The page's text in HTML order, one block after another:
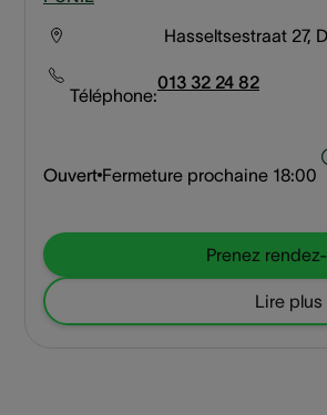
Hasseltsestraat 27,
Téléphone:
013 32 24 82
Ouvert Fermeture prochaine 18:00
Prenez
Lire plus